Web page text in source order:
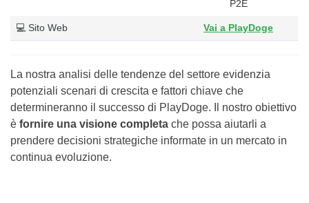
P2E
💻 Sito Web Vai a PlayDoge
La nostra analisi delle tendenze del settore evidenzia
potenziali scenari di crescita e fattori chiave che
determineranno il successo di PlayDoge. Il nostro obiettivo
è fornire una visione completa che possa aiutarli a
prendere decisioni strategiche informate in un mercato in
continua evoluzione.